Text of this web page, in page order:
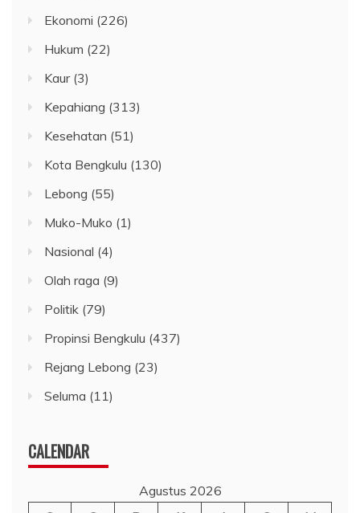
Ekonomi (226)
Hukum (22)
Kaur(3)
Kepahiang (313)
Kesehatan (51)
Kota Bengkulu (130)
Lebong (55)
Muko-Muko (1)
Nasional (4)
Olah raga (9)
Politik (79)
Propinsi Bengkulu (437)
Rejang Lebong (23)
Seluma (11)
CALENDAR
Agustus 2026